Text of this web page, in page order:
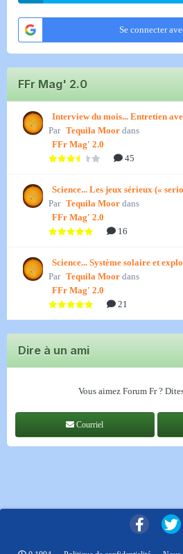
Se connecter
FFr Mag' 2.0
Interview du mois... Entretien
Par Tequila Moor dans
FFr Mag' 2.0
45
Science... Les jeux sérieux («
Par Tequila Moor dans
FFr Mag' 2.0
16
Science... Système solaire et
Par Tequila Moor dans
FFr Mag' 2.0
21
Dire à un ami
Vous aimez Forum Fr ?
Courriel